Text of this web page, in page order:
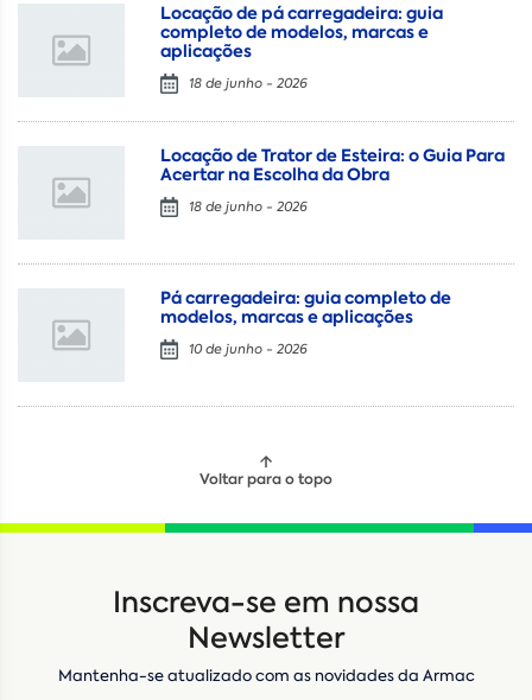
Locação de pá carregadeira: guia
completo de modelos, marcas e
aplicações
18 de junho - 2026
Locação de Trator de Esteira: o Guia Para
Acertar na Escolha da Obra
18 de junho - 2026
Pá carregadeira: guia completo de
modelos, marcas e aplicações
10 de junho - 2026
Voltar para o topo
Inscreva-se em nossa
Newsletter
Mantenha-se atualizado com as novidades da Armac
Locação Compra de seminovos
E-mail*